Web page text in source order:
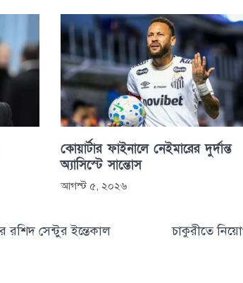
কোয়ার্টার ফাইনালে নেইমারের দুর্দান্ত
অ্যাসিস্টে সান্তোস
আগস্ট ৫, ২০২৬
রশিদ সেন্টুর ইন্তেকাল
চাকুরীতে